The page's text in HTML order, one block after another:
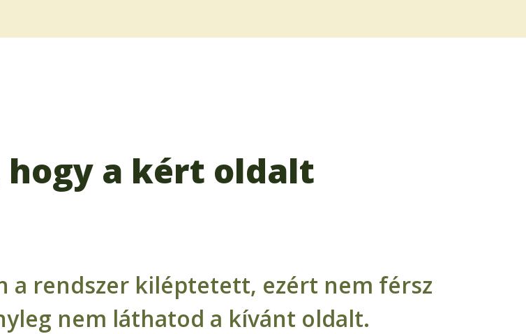
hogy a kért oldalt
a rendszer kiléptetett, ezért nem férsz
nem láthatod a kívánt oldalt.